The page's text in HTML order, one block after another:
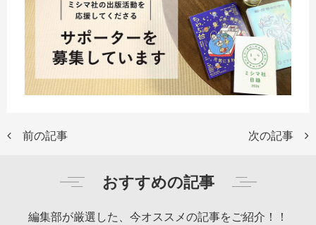
前の記事 次の記事
おすすめの記事
編集部が厳選した、今オススメの記事をご紹介！！